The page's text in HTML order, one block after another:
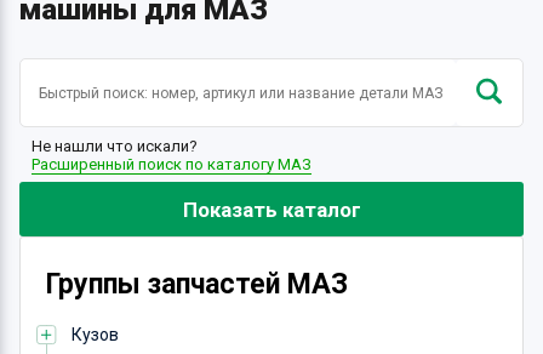
машины для МАЗ
Не нашли что искали?
Расширенный поиск по каталогу МАЗ
Показать каталог
Группы запчастей МАЗ
Кузов